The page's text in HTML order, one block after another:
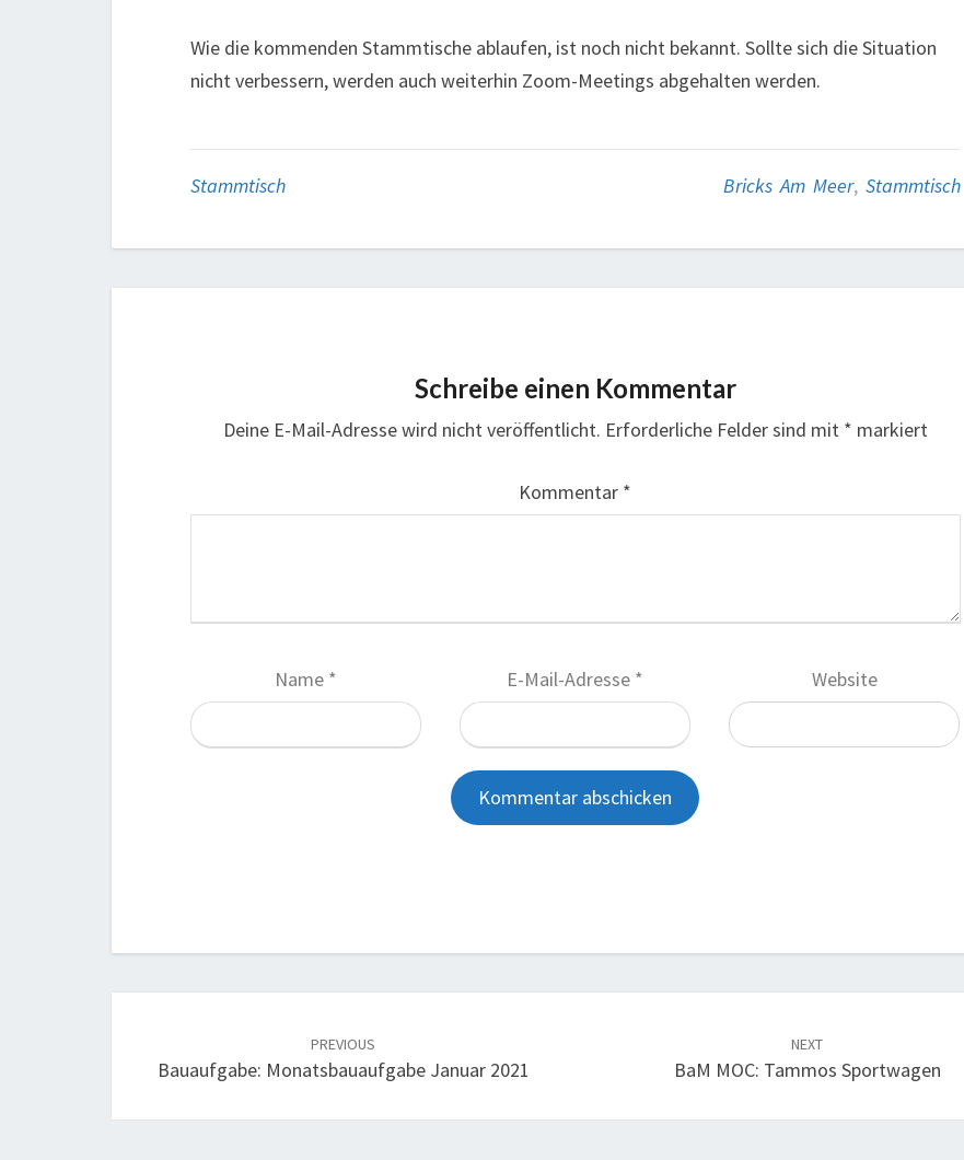
Wie die kommenden Stammtische ablaufen, ist noch nicht bekannt. Sollte sich die Situation
nicht verbessern, werden auch weiterhin Zoom-Meetings abgehalten werden.
Stammtisch Bricks Am Meer, Stammtisch
Schreibe einen Kommentar
Deine E-Mail-Adresse wird nicht veröffentlicht. Erforderliche Felder sind mit * markiert
Kommentar *
Name * E-Mail-Adresse * Website
PREVIOUS
Bauaufgabe: Monatsbauaufgabe Januar 2021
NEXT
BaM MOC: Tammos Sportwagen